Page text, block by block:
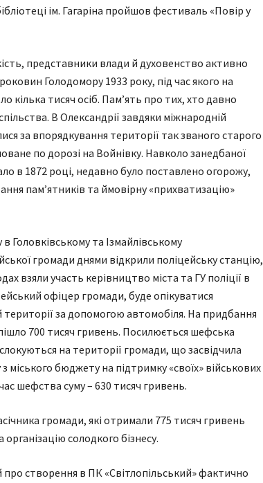
ім. Гагаріна пройшов фестиваль «Повір у
представники влади й духовенство активно
Голодомору 1933 року, під час якого на
кілька тисяч осіб. Пам’ять про тих, хто давно
В Олександрії завдяки міжнародній
за впорядкування території так званого старого
по дорозі на Войнівку. Навколо занедбаної
в 1872 році, недавно було поставлено огорожу,
пам’ятників та ймовірну «прихватизацію»
Головківському та Ізмайлівському
громади днями відкрили поліцейську станцію,
взяли участь керівництво міста та ГУ поліції в
офіцер громади, буде опікуватися
за допомогою автомобіля. На придбання
700 тисяч гривень. Посилюється шефська
на території громади, що засвідчила
бюджету на підтримку «своїх» військових
шефства суму – 630 тисяч гривень.
громади, які отримали 775 тисяч гривень
солодкого бізнесу.
створення в ПК «Світлопільський» фактично